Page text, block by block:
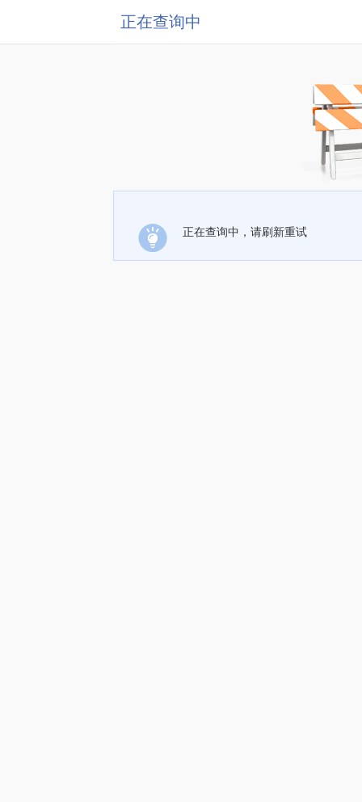
正在查询中
正在查询中，请刷新重试